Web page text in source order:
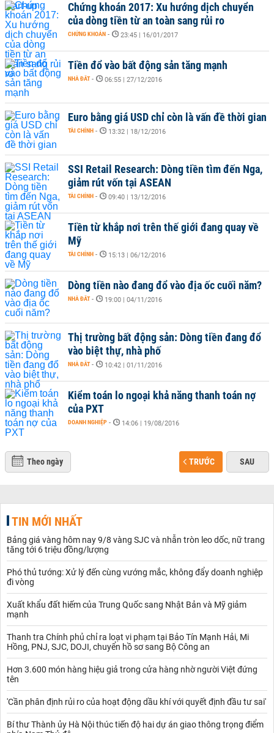
Chứng khoán 2017: Xu hướng dịch chuyển
của dòng tiền từ an toàn sang rủi ro
CHỨNG KHOÁN - 23:45 | 16/01/2017
Tiền đổ vào bất động sản tăng mạnh
NHÀ ĐẤT - 06:55 | 27/12/2016
Euro bằng giá USD chỉ còn là vấn đề thời gian
TÀI CHÍNH - 13:32 | 18/12/2016
SSI Retail Research: Dòng tiền tìm đến Nga,
giảm rút vốn tại ASEAN
TÀI CHÍNH - 09:40 | 13/12/2016
Tiền từ khắp nơi trên thế giới đang quay về
Mỹ
TÀI CHÍNH - 15:13 | 06/12/2016
Dòng tiền nào đang đổ vào địa ốc cuối năm?
NHÀ ĐẤT - 19:00 | 04/11/2016
Thị trường bất động sản: Dòng tiền đang đổ
vào biệt thự, nhà phố
NHÀ ĐẤT - 10:42 | 01/11/2016
Kiểm toán lo ngoại khả năng thanh toán nợ
của PXT
DOANH NGHIỆP - 14:06 | 19/08/2016
Theo ngày TRƯỚC SAU
TIN MỚI NHẤT
Bảng giá vàng hôm nay 9/8 vàng SJC và nhẫn tròn leo dốc, nữ trang
tăng tới 6 triệu đồng/lượng
Phó thủ tướng: Xử lý đến cùng vướng mắc, không đẩy doanh nghiệp
đi vòng
Xuất khẩu đất hiếm của Trung Quốc sang Nhật Bản và Mỹ giảm
mạnh
Thanh tra Chính phủ chỉ ra loạt vi phạm tại Bảo Tín Mạnh Hải, Mi
Hồng, PNJ, SJC, DOJI, chuyển hồ sơ sang Bộ Công an
Hơn 3.600 món hàng hiệu giả trong cửa hàng nhờ người Việt đứng
tên
'Cần phân định rủi ro của hoạt động dầu khí với quyết định đầu tư sai'
Bí thư Thành ủy Hà Nội thúc tiến độ hai dự án giao thông trọng điểm